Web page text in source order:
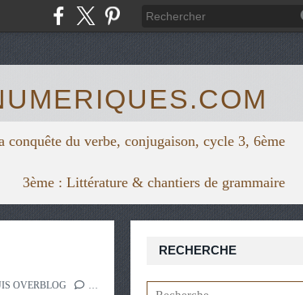
conquête du verbe, conjugaison, cycle 3, 6ème
3ème : Littérature & chantiers de grammaire
OVERBLOG …
RECHERCHE
https://view.genial.ly/